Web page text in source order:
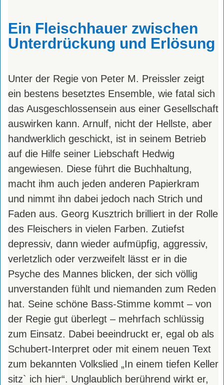
Ein Fleischhauer zwischen
Unterdrückung und Erlösung
Unter der Regie von Peter M. Preissler zeigt
ein bestens besetztes Ensemble, wie fatal sich
das Ausgeschlossensein aus einer Gesellschaft
auswirken kann. Arnulf, nicht der Hellste, aber
handwerklich geschickt, ist in seinem Betrieb
auf die Hilfe seiner Liebschaft Hedwig
angewiesen. Diese führt die Buchhaltung,
macht ihm auch jeden anderen Papierkram
und nimmt ihn dabei jedoch nach Strich und
Faden aus. Georg Kusztrich brilliert in der Rolle
des Fleischers in vielen Farben. Zutiefst
depressiv, dann wieder aufmüpfig, aggressiv,
verletzlich oder verzweifelt lässt er in die
Psyche des Mannes blicken, der sich völlig
unverstanden fühlt und niemanden zum Reden
hat. Seine schöne Bass-Stimme kommt – von
der Regie gut überlegt – mehrfach schlüssig
zum Einsatz. Dabei beeindruckt er, egal ob als
Schubert-Interpret oder mit einem neuen Text
zum bekannten Volkslied „In einem tiefen Keller
sitz` ich hier“. Unglaublich berührend wirkt er,